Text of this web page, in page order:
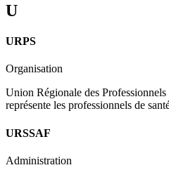
U
URPS
Organisation
Union Régionale des
représente les professionnels de
URSSAF
Administration